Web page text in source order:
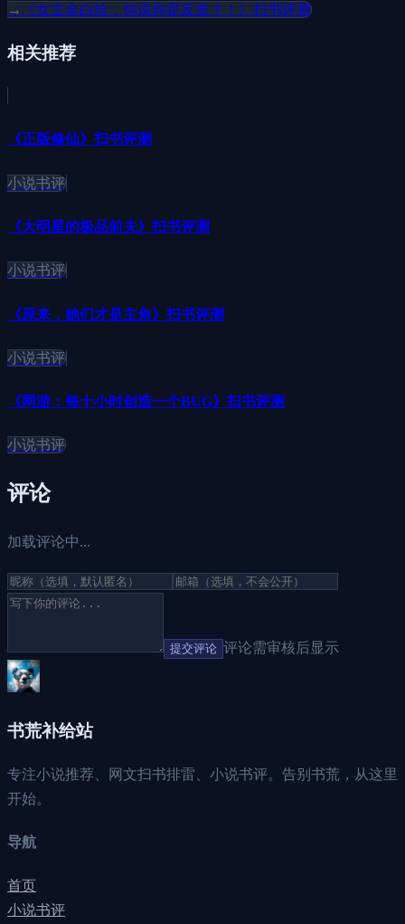
→
《女主全白给，你说你是反派？！》扫书评测
相关推荐
《正版修仙》扫书评测
小说书评
《大明星的极品前夫》扫书评测
小说书评
《原来，她们才是主角》扫书评测
小说书评
《网游：每十小时创造一个BUG》扫书评测
小说书评
评论
加载评论中...
提交评论 评论需审核后显示
书荒补给站
专注小说推荐、网文扫书排雷、小说书评。告别书荒，从这里
开始。
导航
首页
小说书评